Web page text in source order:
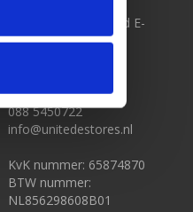
onderdeel van United E-
Stores BV
088 5450722
info@unitedestores.nl
KvK nummer: 65874870
BTW nummer:
NL856298608B01